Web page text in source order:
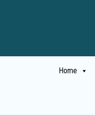
Home